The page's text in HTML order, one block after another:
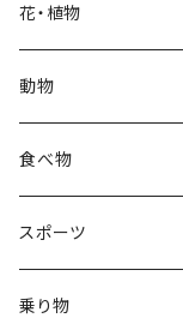
福袋
ブラックフライデー
ハロウィン
正月
端午の節句
アフリカン
日本
ヨーロッパ
トライバル
中国
男性
子供
サンタクロース
七福神
金太郎
海
雲
星
雫
貝殻
花・植物
カーネーション
梅
桜
プルメリア
動物
ネコ
ウマ
サイ
食べ物
スイーツ
かき氷
フルーツ
スポーツ
相撲
乗り物